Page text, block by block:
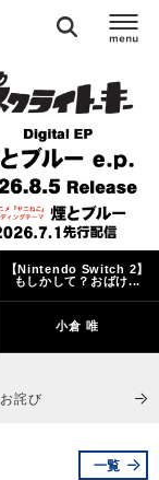
【Nintendo Switch 2】
もしかして？おばけ...
小倉 唯
詫び
一覧